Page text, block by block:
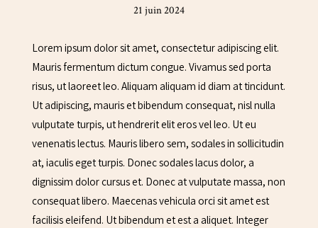
21 juin 2024
Lorem ipsum dolor sit amet, consectetur adipiscing elit.
Mauris fermentum dictum congue. Vivamus sed porta
risus, ut laoreet leo. Aliquam aliquam id diam at tincidunt.
Ut adipiscing, mauris et bibendum consequat, nisl nulla
vulputate turpis, ut hendrerit elit eros vel leo. Ut eu
venenatis lectus. Mauris libero sem, sodales in sollicitudin
at, iaculis eget turpis. Donec sodales lacus dolor, a
dignissim dolor cursus et. Donec at vulputate massa, non
consequat libero. Maecenas vehicula orci sit amet est
facilisis eleifend. Ut bibendum et est a aliquet. Integer